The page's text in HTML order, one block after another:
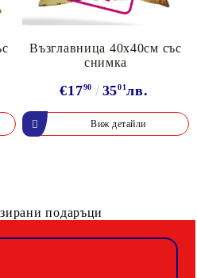
Възглавница 40х40см със
снимка
€1790 3501лв.
Виж детайли
подаръци